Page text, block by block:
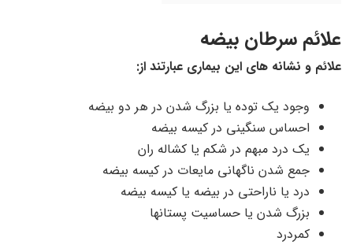
علائم سرطان بیضه
علائم و نشانه های این بیماری عبارتند از:
وجود یک توده یا بزرگ شدن در هر دو بیضه
احساس سنگینی در کیسه بیضه
یک درد مبهم در شکم یا کشاله ران
جمع شدن ناگهانی مایعات در کیسه بیضه
درد یا ناراحتی در بیضه یا کیسه بیضه
بزرگ شدن یا حساسیت پستانها
کمردرد